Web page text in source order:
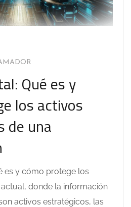
Qué es y
los activos
de una
es y cómo protege los
donde la información
activos estratégicos, las